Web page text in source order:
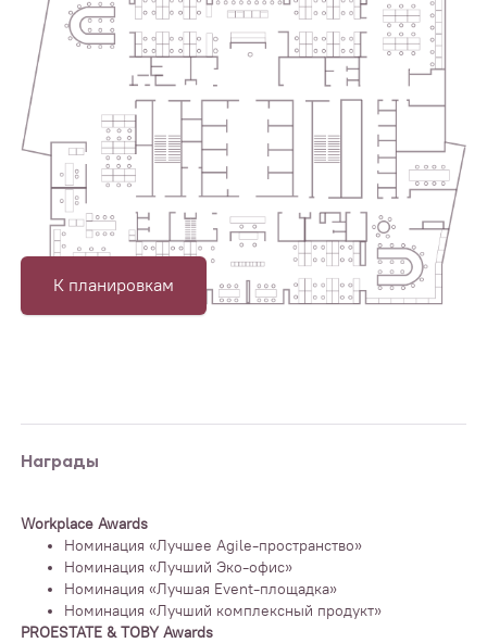
К планировкам
Награды
Workplace Awards
Номинация «Лучшее Agile-пространство»
Номинация «Лучший Эко-офис»
Номинация «Лучшая Event-площадка»
Номинация «Лучший комплексный продукт»
PROESTATE & TOBY Awards